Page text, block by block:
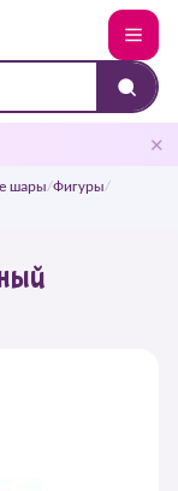
✕
шары/Фигуры/